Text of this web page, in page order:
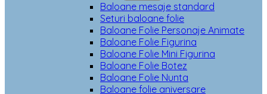
Baloane mesaje standard
Seturi baloane folie
Baloane Folie Personaje Animate
Baloane Folie Figurina
Baloane Folie Mini Figurina
Baloane Folie Botez
Baloane Folie Nunta
Baloane folie aniversare